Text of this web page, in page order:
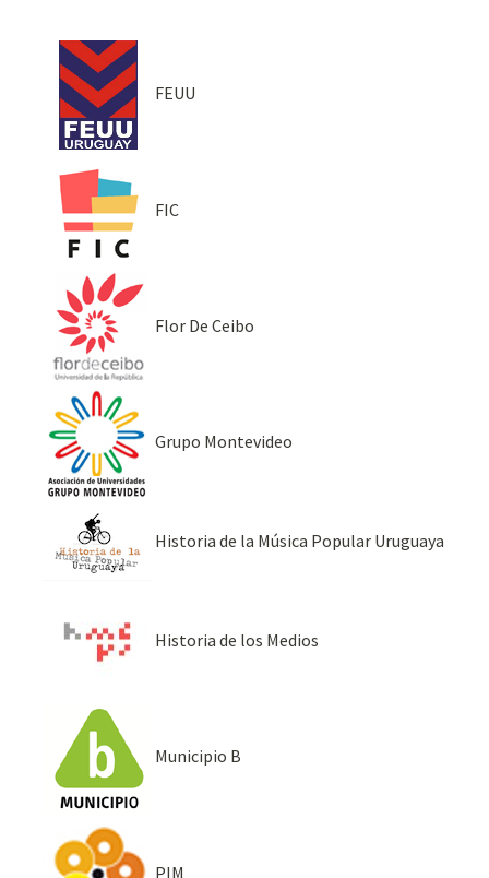
FEUU
FIC
Flor De Ceibo
Grupo Montevideo
Historia de la Música Popular Uruguaya
Historia de los Medios
Municipio B
PIM